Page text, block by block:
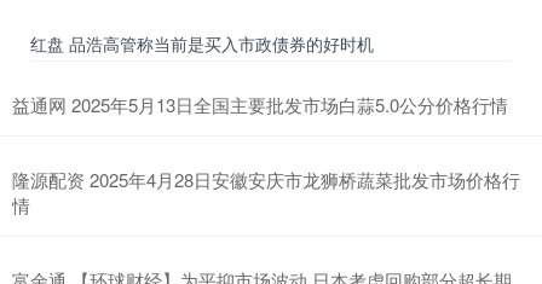
红盘 品浩高管称当前是买入市政债券的好时机
益通网 2025年5月13日全国主要批发市场白蒜5.0公分价格行情
隆源配资 2025年4月28日安徽安庆市龙狮桥蔬菜批发市场价格行
情